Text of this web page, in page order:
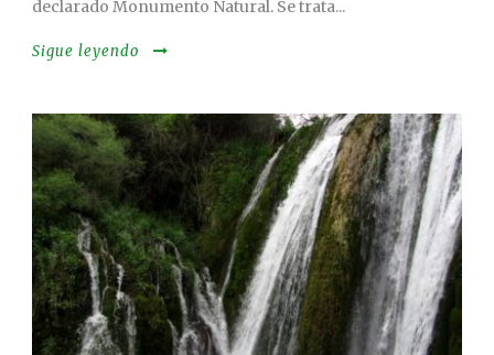
declarado Monumento Natural. Se trata...
Sigue leyendo